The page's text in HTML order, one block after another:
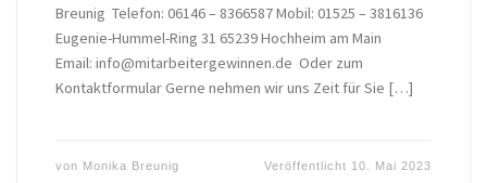
Breunig Telefon: 06146 – 8366587 Mobil: 01525 – 3816136
Eugenie-Hummel-Ring 31 65239 Hochheim am Main
Email: info@mitarbeitergewinnen.de Oder zum
Kontaktformular Gerne nehmen wir uns Zeit für Sie […]
von Monika Breunig Veröffentlicht 10. Mai 2023